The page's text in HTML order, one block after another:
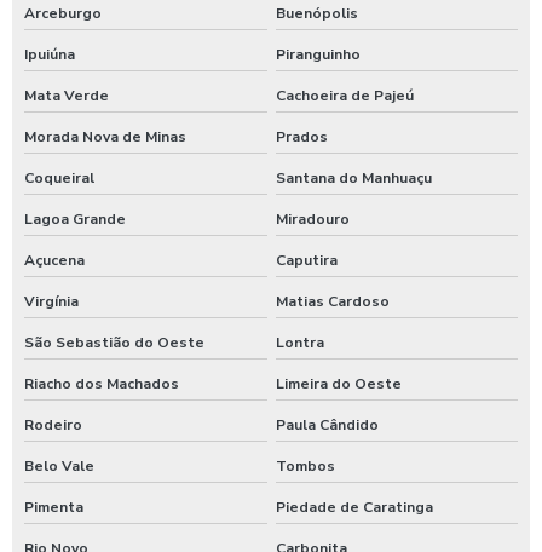
Arceburgo Buenópolis
Ipuiúna Piranguinho
Mata Verde Cachoeira de Pajeú
Morada Nova de Minas Prados
Coqueiral Santana do Manhuaçu
Lagoa Grande Miradouro
Açucena Caputira
Virgínia Matias Cardoso
São Sebastião do Oeste Lontra
Riacho dos Machados Limeira do Oeste
Rodeiro Paula Cândido
Belo Vale Tombos
Pimenta Piedade de Caratinga